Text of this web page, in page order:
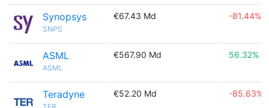
Synopsys
SNPS
€67.43 Md -81.44%
ASML
ASML
€567.90 Md 56.32%
Teradyne €52.20 Md -85.63%